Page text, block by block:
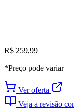
R$ 259,99
*Preço pode variar
Ver oferta
Veja a revisão